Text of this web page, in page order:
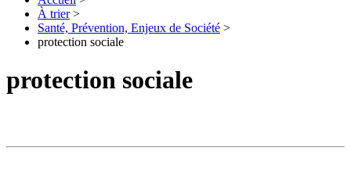
À trier>
Santé, Prévention, Enjeux de Société >
protection sociale
protection sociale